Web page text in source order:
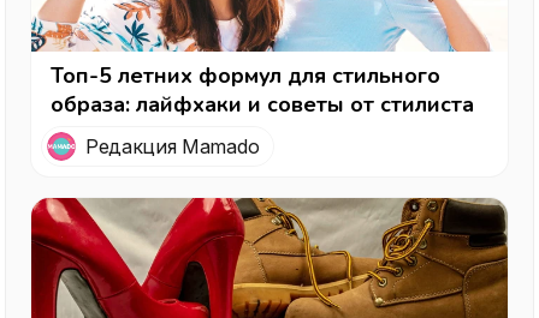
Топ-5 летних формул для стильного
образа: лайфхаки и советы от стилиста
Редакция Mamado